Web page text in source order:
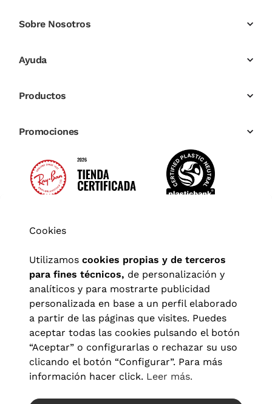
Sobre Nosotros
Ayuda
Productos
Promociones
Aviso legal| Política de privacidad Términos y condiciones
Política de cookies|Configuración de cookies
Cookies
Utilizamos cookies propias y de terceros
para fines técnicos, de personalización y
analíticos y para mostrarte publicidad
personalizada en base a un perfil elaborado
a partir de las páginas que visites. Puedes
aceptar todas las cookies pulsando el botón
“Aceptar” o configurarlas o rechazar su uso
clicando el botón “Configurar”. Para más
información hacer click. Leer más.